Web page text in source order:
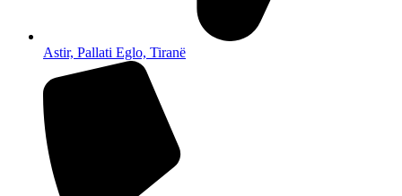
Astir, Pallati Eglo, Tiranë